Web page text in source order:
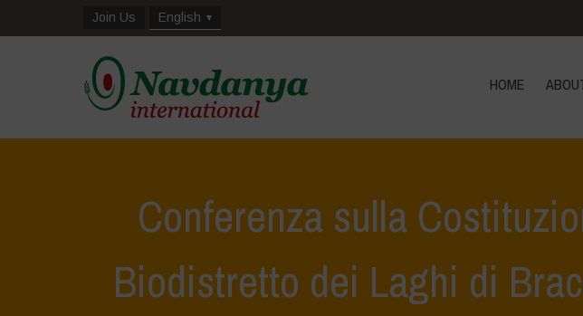
Join Us English
HOME
Conferenza sulla
Biodistretto dei Laghi di